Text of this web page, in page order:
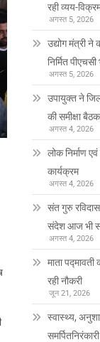
रही व्यय-
अगस्त 5, 2026
उद्योग मंत्री
निर्मित
अगस्त 5, 2026
उपायुक्त ने
की समीक्षा
अगस्त 4, 2026
लोक निर्माण
कार्यक्रम
अगस्त 4, 2026
संत गुरु
संदेश आज भी
अगस्त 4, 2026
माता
रही नौकरी
जून 21, 2026
स्वास्थ्य,